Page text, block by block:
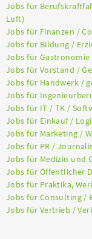
Jobs für
Luft)
Jobs für Finanzen /
Jobs für Bildung /
Jobs für
Jobs für Vorstand /
Jobs für Handwerk /
Jobs für
Jobs für IT / TK /
Jobs für Einkauf /
Jobs für Marketing /
Jobs für PR /
Jobs für Medizin und
Jobs für Öffentlicher
Jobs für Praktika,
Jobs für Consulting /
Jobs für Vertrieb /